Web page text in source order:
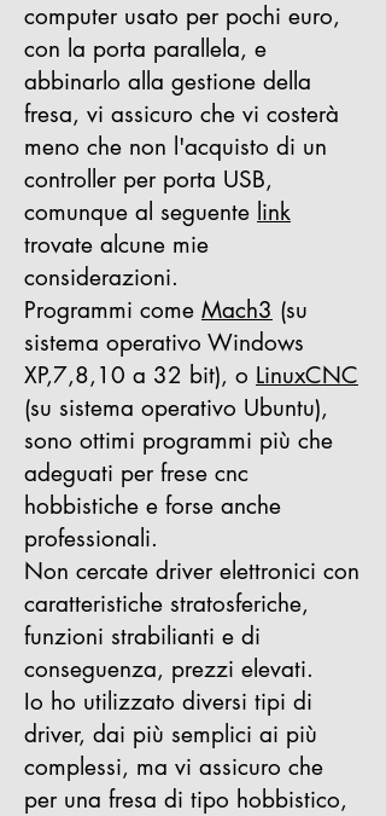
computer usato per pochi euro,
con la porta parallela, e
abbinarlo alla gestione della
fresa, vi assicuro che vi costerà
meno che non l'acquisto di un
controller per porta USB,
comunque al seguente link
trovate alcune mie
considerazioni.
Programmi come Mach3 (su
sistema operativo Windows
XP,7,8,10 a 32 bit), o LinuxCNC
(su sistema operativo Ubuntu),
sono ottimi programmi più che
adeguati per frese cnc
hobbistiche e forse anche
professionali.
Non cercate driver elettronici con
caratteristiche stratosferiche,
funzioni strabilianti e di
conseguenza, prezzi elevati.
Io ho utilizzato diversi tipi di
driver, dai più semplici ai più
complessi, ma vi assicuro che
per una fresa di tipo hobbistico,